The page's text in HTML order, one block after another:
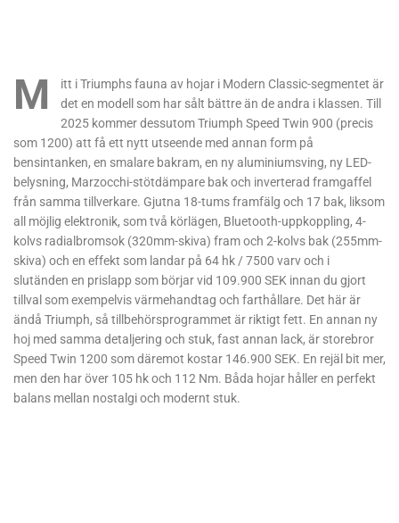
M
itt i Triumphs fauna av hojar i Modern Classic-segmentet är
det en modell som har sålt bättre än de andra i klassen. Till
2025 kommer dessutom Triumph Speed Twin 900 (precis
som 1200) att få ett nytt utseende med annan form på
bensintanken, en smalare bakram, en ny aluminiumsving, ny LED-
belysning, Marzocchi-stötdämpare bak och inverterad framgaffel
från samma tillverkare. Gjutna 18-tums framfälg och 17 bak, liksom
all möjlig elektronik, som två körlägen, Bluetooth-uppkoppling, 4-
kolvs radialbromsok (320mm-skiva) fram och 2-kolvs bak (255mm-
skiva) och en effekt som landar på 64 hk / 7500 varv och i
slutänden en prislapp som börjar vid 109.900 SEK innan du gjort
tillval som exempelvis värmehandtag och farthållare. Det här är
ändå Triumph, så tillbehörsprogrammet är riktigt fett. En annan ny
hoj med samma detaljering och stuk, fast annan lack, är storebror
Speed Twin 1200 som däremot kostar 146.900 SEK. En rejäl bit mer,
men den har över 105 hk och 112 Nm. Båda hojar håller en perfekt
balans mellan nostalgi och modernt stuk.